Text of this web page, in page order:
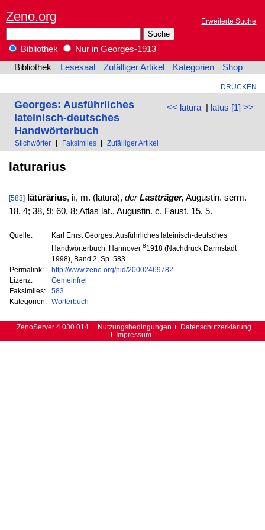
Zeno.org Erweiterte Suche
Bibliothek
Nur in Georges-1913
Bibliothek
Lesesaal Zufälliger Artikel Kategorien Shop
DRUCKEN
<< latura| latus [1] >>
Georges: Ausführliches
lateinisch-deutsches
Handwörterbuch
Stichwörter Faksimiles Zufälliger Artikel
laturarius
[583] lātūrārius, iī, m. (latura), der Lastträger, Augustin. serm.
18, 4; 38, 9; 60, 8: Atlas lat., Augustin. c. Faust. 15, 5.
Quelle:
Karl Ernst Georges: Ausführliches lateinisch-deutsches
Handwörterbuch. Hannover 81918 (Nachdruck Darmstadt
1998), Band 2, Sp. 583.
Permalink:
http://www.zeno.org/nid/20002469782
Lizenz:
Gemeinfrei
Faksimiles:
583
Kategorien:
Wörterbuch
ZenoServer 4.030.014 Nutzungsbedingungen
Datenschutzerklärung
Impressum